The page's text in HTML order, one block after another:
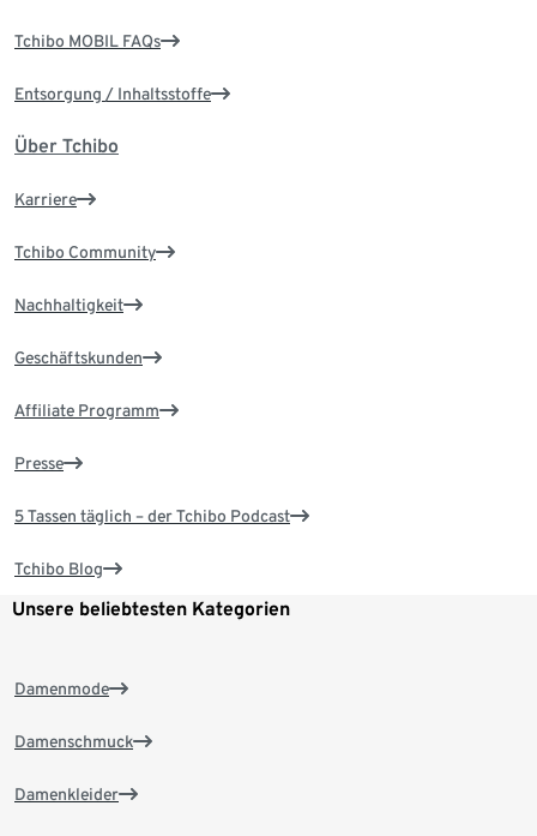
Tchibo MOBIL FAQs
Entsorgung / Inhaltsstoffe
Über Tchibo
Karriere
Tchibo Community
Nachhaltigkeit
Geschäftskunden
Affiliate Programm
Presse
5 Tassen täglich – der Tchibo Podcast
Tchibo Blog
Unsere beliebtesten Kategorien
Damenmode
Damenschmuck
Damenkleider